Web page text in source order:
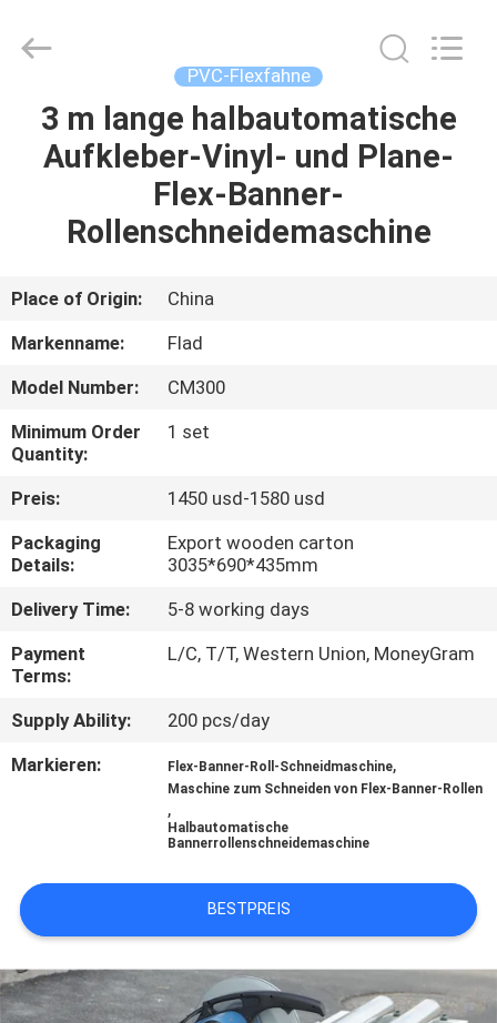
HAUSE
PRODUKTE
ÜBER
UNS
WERKSBESICHTIGUNG
KONTAKT
UNS
BITTE UM
EIN
ANGEBOT
PRIVACY
POLICY
Material
Co.,Ltd.
PVC-Flexfahne
3 m lange halbautomatische
Aufkleber-Vinyl- und Plane-
Flex-Banner-
Rollenschneidemaschine
Place of Origin:
China
Markenname:
Flad
Model Number:
CM300
Minimum Order
Quantity:
1 set
Preis:
1450 usd-1580 usd
Packaging
Details:
Export wooden carton
3035*690*435mm
Delivery Time:
5-8 working days
Payment
Terms:
L/C, T/T, Western Union, MoneyGram
Supply Ability:
200 pcs/day
Markieren:
Flex-Banner-Roll-Schneidmaschine,
Maschine zum Schneiden von Flex-Banner-Rollen
,
Halbautomatische
Bannerrollenschneidemaschine
BESTPREIS